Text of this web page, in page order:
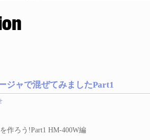
ジャで混ぜてみましたPart1
作ろう!Part1 HM-400W編